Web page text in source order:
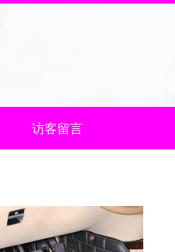
访客留言